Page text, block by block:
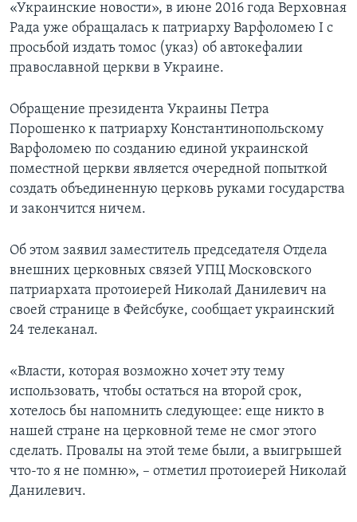
«Украинские новости», в июне 2016 года Верховная
Рада уже обращалась к патриарху Варфоломею I с
просьбой издать томос (указ) об автокефалии
православной церкви в Украине.
Обращение президента Украины Петра
Порошенко к патриарху Константинопольскому
Варфоломею по созданию единой украинской
поместной церкви является очередной попыткой
создать объединенную церковь руками государства
и закончится ничем.
Об этом заявил заместитель председателя Отдела
внешних церковных связей УПЦ Московского
патриархата протоиерей Николай Данилевич на
своей странице в Фейсбуке, сообщает украинский
24 телеканал.
«Власти, которая возможно хочет эту тему
использовать, чтобы остаться на второй срок,
хотелось бы напомнить следующее: еще никто в
нашей стране на церковной теме не смог этого
сделать. Провалы на этой теме были, а выигрышей
что-то я не помню», – отметил протоиерей Николай
Данилевич.